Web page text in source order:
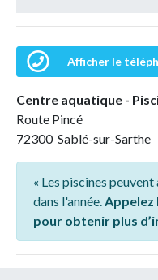
Afficher le
Centre aquatique -
Route Pincé
72300 Sablé-sur-Sarthe
« Les piscines
dans l'année.Appelez
pour obtenir plus